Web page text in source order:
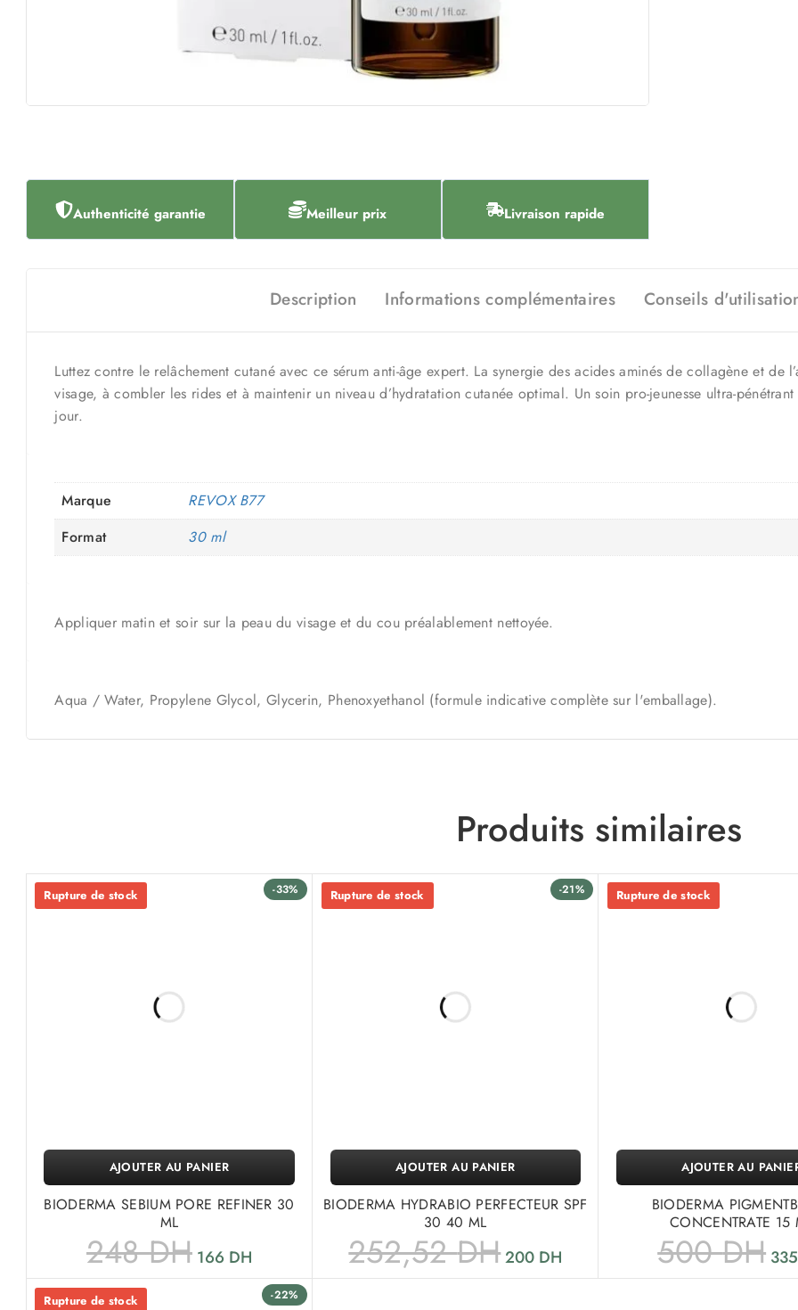
Authenticité garantie Meilleur prix Livraison rapide
Description Informations complémentaires Conseils
Luttez contre le relâchement cutané avec ce sérum anti-âge expert. La synergie des acides aminés de collagène et de
visage, à combler les rides et à maintenir un niveau d’hydratation cutanée optimal. Un soin pro-jeunesse ultra-
jour.
Marque
REVOX B77
Format
30 ml
Appliquer matin et soir sur la peau du visage et du cou préalablement nettoyée.
Aqua / Water, Propylene Glycol, Glycerin, Phenoxyethanol (formule indicative complète sur l'emballage).
Produits similaires
-33%
Rupture de stock
BIODERMA SEBIUM PORE REFINER 30
ML
248DH 166 DH
AJOUTER AU PANIER
-21%
Rupture de stock
BIODERMA HYDRABIO PERFECTEUR SPF
30 40 ML
252,52DH200 DH
AJOUTER AU PANIER
Rupture de stock
BIODERMA
CONCENTRATE 15
500DH
AJOUTER AU
-22%
Rupture de stock